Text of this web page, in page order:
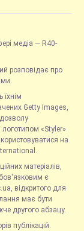
медіа — R40-
розповідає про
їхнім
Getty Images,
логотипом «Styler»
на
матеріалів,
є
відкритого для
має бути
другого абзацу.
публікацій.